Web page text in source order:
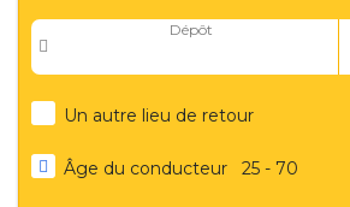
Dépôt
Un autre lieu de retour
Âge du conducteur 25 - 70